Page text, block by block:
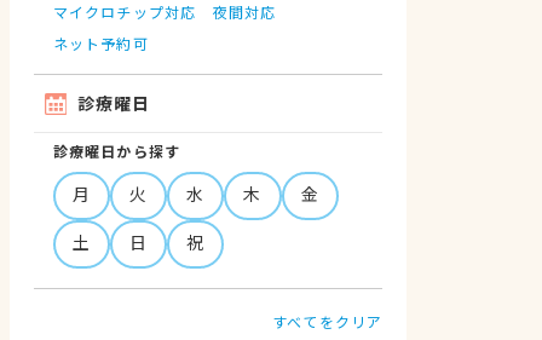
マイクロチップ対応
夜間対応
ネット予約可
診療曜日
診療曜日から探す
月 火 水 木
金
土
日 祝
すべてをクリア